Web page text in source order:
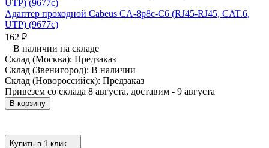
Адаптер проходной Cabeus CA-8p8c-C6 (RJ45-RJ45, CAT.6,
UTP) (9677c)
162 ₽
В наличии на складе
Склад (Москва): Предзаказ
Склад (Звенигород): В наличии
Склад (Новороссийск): Предзаказ
Привезем со склада 8 августа, доставим - 9 августа
В корзину
Купить в 1 клик